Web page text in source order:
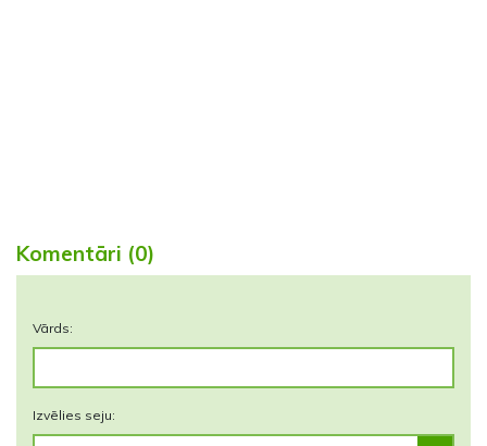
Komentāri (0)
Vārds:
Izvēlies seju: